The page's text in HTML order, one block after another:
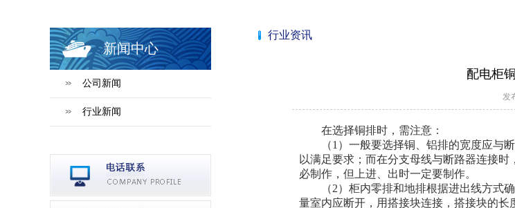
新闻中心
公司新闻
行业新闻
行业资讯
配电柜
发
在选择铜排时，需注意：
（1）一般要选择铜、铝排的宽度应与
以满足要求；而在分支母线与断路器连接
必制作，但上进、出时一定要制作。
（2）柜内零排和地排根据进出线方式
量室内应断开，用搭接块连接，搭接块的